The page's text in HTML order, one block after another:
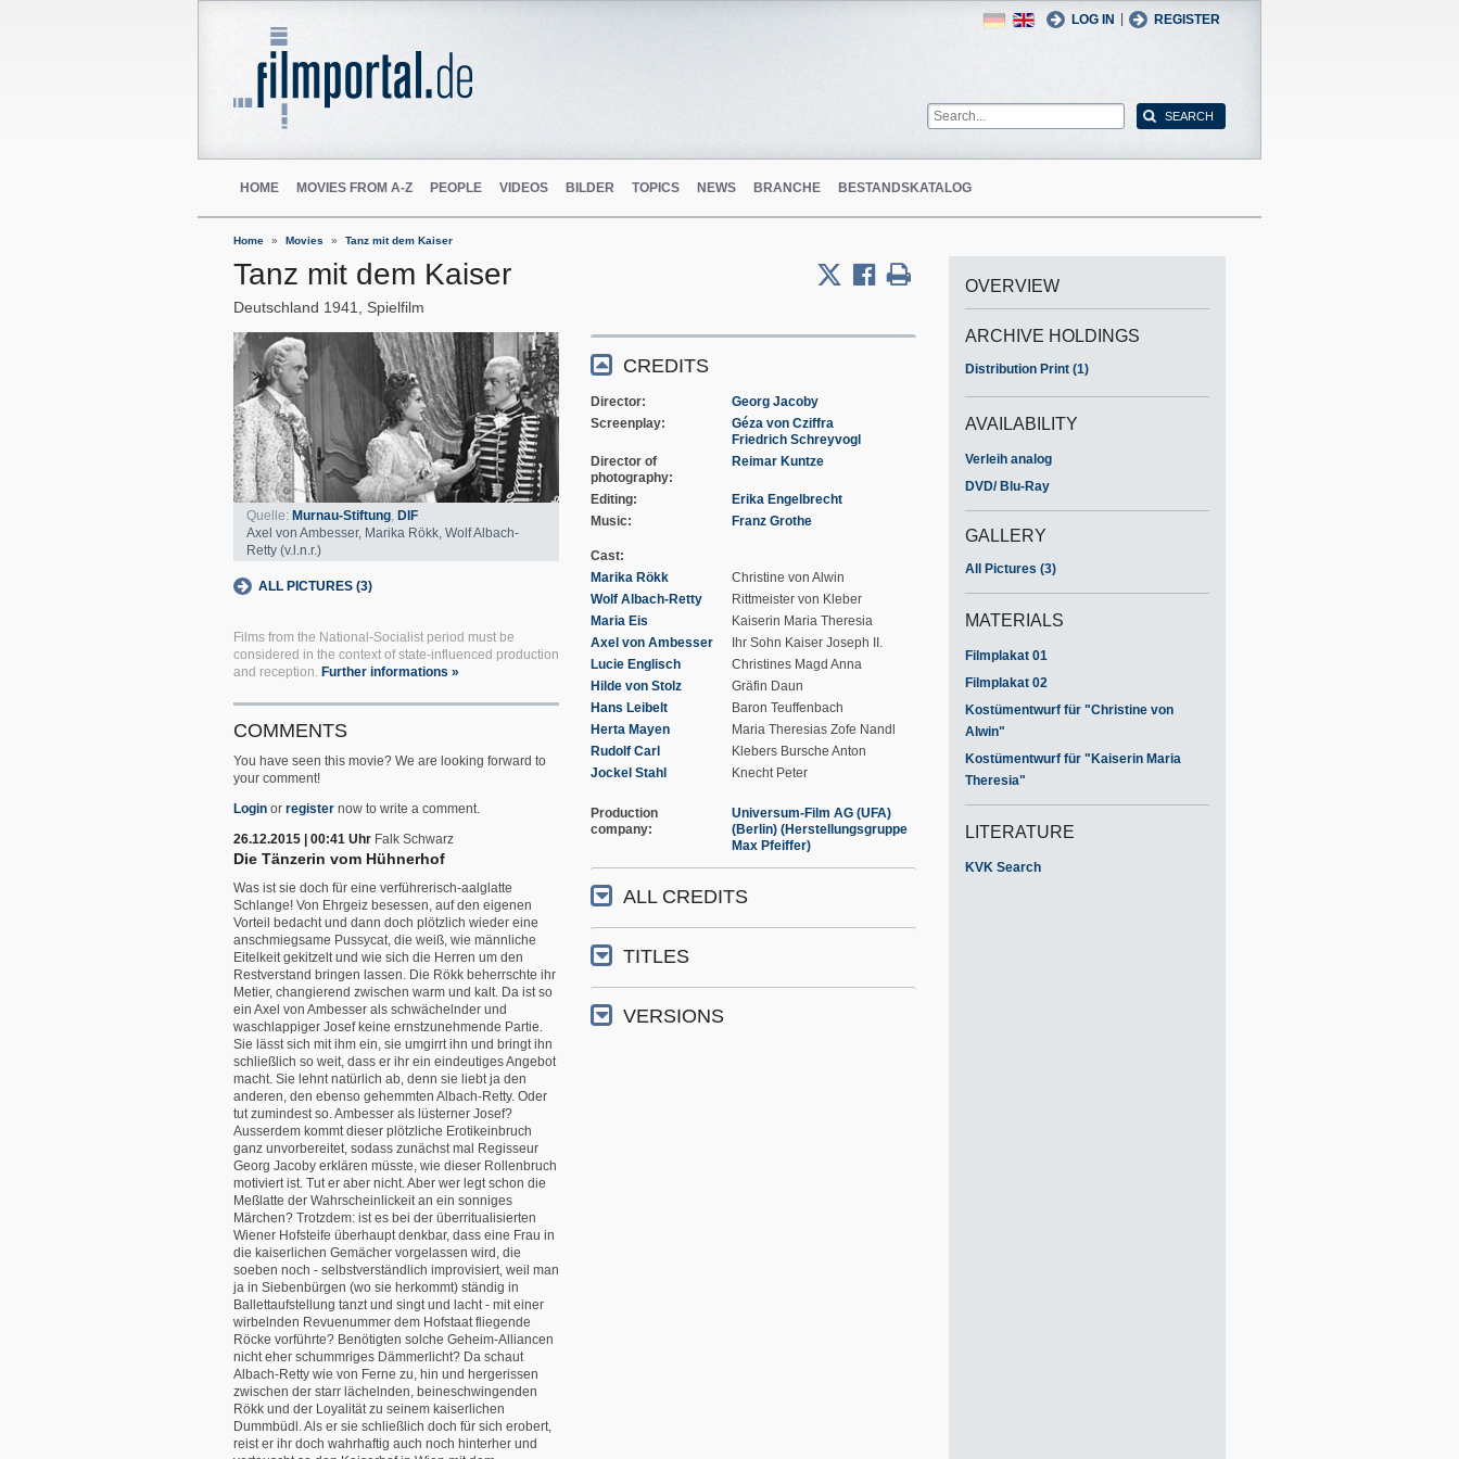
LOG IN REGISTER
English
German
HOME MOVIES FROM A-Z PEOPLE VIDEOS BILDER TOPICS NEWS BRANCHE BESTANDSKATALOG
Home Movies Tanz mit dem Kaiser
Tanz mit dem Kaiser
Deutschland 1941 Spielfilm
Quelle: Murnau-Stiftung DIF
Axel von Ambesser, Marika Rökk, Wolf Albach-
Retty (v.l.n.r.)
ALL PICTURES (3)
Films from the National-Socialist period must be
considered in the context of state-influenced production
and reception. Further informations »
COMMENTS
You have seen this movie? We are looking forward to
your comment!
Login or register now to write a comment.
26.12.2015 | 00:41 Uhr Falk Schwarz
Die Tänzerin vom Hühnerhof
Was ist sie doch für eine verführerisch-aalglatte
Schlange! Von Ehrgeiz besessen, auf den eigenen
Vorteil bedacht und dann doch plötzlich wieder eine
anschmiegsame Pussycat, die weiß, wie männliche
Eitelkeit gekitzelt und wie sich die Herren um den
Restverstand bringen lassen. Die Rökk beherrschte ihr
Metier, changierend zwischen warm und kalt. Da ist so
ein Axel von Ambesser als schwächelnder und
waschlappiger Josef keine ernstzunehmende Partie.
Sie lässt sich mit ihm ein, sie umgirrt ihn und bringt ihn
schließlich so weit, dass er ihr ein eindeutiges Angebot
macht. Sie lehnt natürlich ab, denn sie liebt ja den
anderen, den ebenso gehemmten Albach-Retty. Oder
tut zumindest so. Ambesser als lüsterner Josef?
Ausserdem kommt dieser plötzliche Erotikeinbruch
ganz unvorbereitet, sodass zunächst mal Regisseur
Georg Jacoby erklären müsste, wie dieser Rollenbruch
motiviert ist. Tut er aber nicht. Aber wer legt schon die
Meßlatte der Wahrscheinlickeit an ein sonniges
Märchen? Trotzdem: ist es bei der überritualisierten
Wiener Hofsteife überhaupt denkbar, dass eine Frau in
die kaiserlichen Gemächer vorgelassen wird, die
soeben noch - selbstverständlich improvisiert, weil man
ja in Siebenbürgen (wo sie herkommt) ständig in
Ballettaufstellung tanzt und singt und lacht - mit einer
wirbelnden Revuenummer dem Hofstaat fliegende
Röcke vorführte? Benötigten solche Geheim-Alliancen
nicht eher schummriges Dämmerlicht? Da schaut
Albach-Retty wie von Ferne zu, hin und hergerissen
zwischen der starr lächelnden, beineschwingenden
Rökk und der Loyalität zu seinem kaiserlichen
Dummbüdl. Als er sie schließlich doch für sich erobert,
reist er ihr doch wahrhaftig auch noch hinterher und
CREDITS
Director
Georg Jacoby
Screenplay
Géza von Cziffra
Friedrich Schreyvogl
Director of
photography
Reimar Kuntze
Editing
Erika Engelbrecht
Music
Franz Grothe
Cast
Marika Rökk
Christine von Alwin
Wolf Albach-Retty
Rittmeister von Kleber
Maria Eis
Kaiserin Maria Theresia
Axel von Ambesser
Ihr Sohn Kaiser Joseph II.
Lucie Englisch
Christines Magd Anna
Hilde von Stolz
Gräfin Daun
Hans Leibelt
Baron Teuffenbach
Herta Mayen
Maria Theresias Zofe Nandl
Rudolf Carl
Klebers Bursche Anton
Jockel Stahl
Knecht Peter
Production
company
Universum-Film AG (UFA)
(Berlin) (Herstellungsgruppe
Max Pfeiffer)
ALL CREDITS
TITLES
VERSIONS
OVERVIEW
ARCHIVE HOLDINGS
Distribution Print (1)
AVAILABILITY
Verleih analog
DVD/ Blu-Ray
GALLERY
All Pictures (3)
MATERIALS
Filmplakat 01
Filmplakat 02
Kostümentwurf für "Christine von
Alwin"
Kostümentwurf für "Kaiserin Maria
Theresia"
LITERATURE
KVK Search